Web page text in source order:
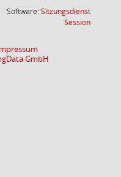
Software:Sitzungsdienst
Session(Wird in
GmbH